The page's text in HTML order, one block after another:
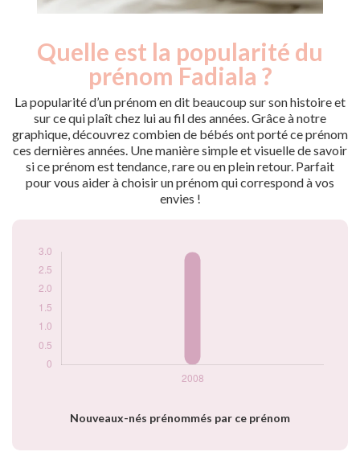
Quelle est la popularité du
prénom Fadiala ?
La popularité d’un prénom en dit beaucoup sur son histoire et
sur ce qui plaît chez lui au fil des années. Grâce à notre
graphique, découvrez combien de bébés ont porté ce prénom
ces dernières années. Une manière simple et visuelle de savoir
si ce prénom est tendance, rare ou en plein retour. Parfait
pour vous aider à choisir un prénom qui correspond à vos
envies !
Nouveaux-nés prénommés par ce prénom
Popularité du
prénom Fadiala par
année
Année
Nouveaux-
nés